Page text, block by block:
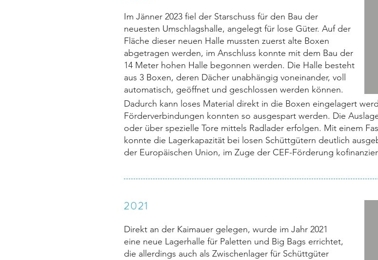
Im Jänner 2023 fiel der Starschuss für den Bau der
neuesten Umschlagshalle, angelegt für lose Güter. Auf der
Fläche dieser neuen Halle mussten zuerst alte Boxen
abgetragen werden, im Anschluss konnte mit dem Bau der
14 Meter hohen Halle begonnen werden. Die Halle besteht
aus 3 Boxen, deren Dächer unabhängig voneinander, voll
automatisch, geöffnet und geschlossen werden können.
Dadurch kann loses Material direkt in die Boxen eingelagert
Förderverbindungen konnten so ausgespart werden. Die
oder über spezielle Tore mittels Radlader erfolgen. Mit einem
konnte die Lagerkapazität bei losen Schüttgütern deutlich
der Europäischen Union, im Zuge der CEF-Förderung
2021
Direkt an der Kaimauer gelegen, wurde im Jahr 2021
eine neue Lagerhalle für Paletten und Big Bags errichtet,
die allerdings auch als Zwischenlager für Schüttgüter